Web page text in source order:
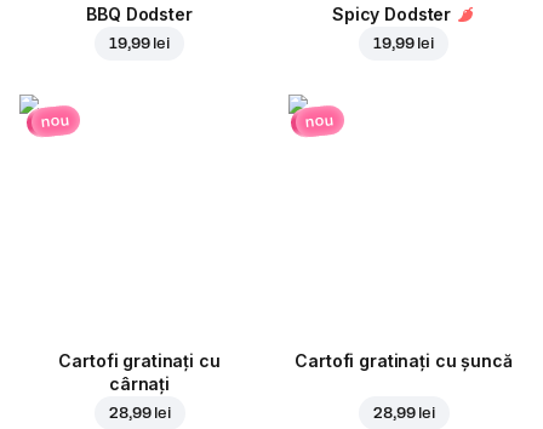
BBQ Dodster
19,99 lei
Spicy Dodster
19,99 lei
nou
Cartofi gratinați cu
cârnați
28,99 lei
nou
Cartofi gratinați cu șuncă
28,99 lei